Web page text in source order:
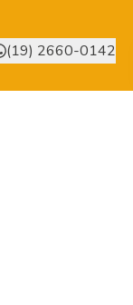
(19) 2660-0142